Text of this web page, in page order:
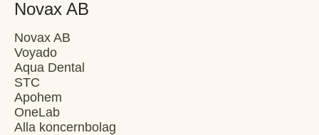
Novax AB
Novax AB
Voyado
Aqua Dental
STC
Apohem
OneLab
Alla koncernbolag